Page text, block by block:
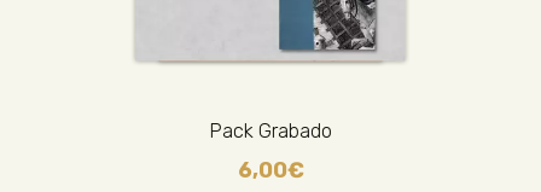
Pack Grabado
6,00€